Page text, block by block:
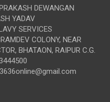
DEWANGAN
YADAV
SERVICES
COLONY, NEAR
BHATAON, RAIPUR C.G.